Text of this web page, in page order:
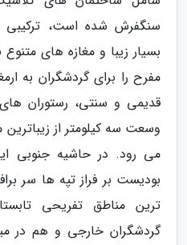
سنگفرش شده است،
بسیار زیبا و مغازه های
مفرح را برای گردشگران به
قدیمی و سنتی، رستوران
وسعت سه کیلومتر از
می رود. در حاشیه جنوبی
بودیست بر فراز تپه ها سر
ترین مناطق تفریحی
گردشگران خارجی و هم در